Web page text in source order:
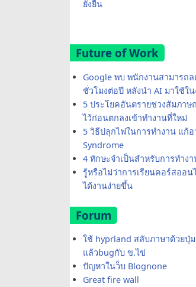
ยั่งยืน
Future of Work
Google พบ พนักงานสามารถล
ชั่วโมงต่อปี หลังนำ AI มาใช้ใ
5 ประโยคอันตรายช่วงสัมภาษ
ไว้ก่อนตกลงเข้าทำงานที่ใหม่
5 วิธีปลุกไฟในการทำงาน แก้
Syndrome
4 ทักษะจำเป็นสำหรับการทำง
รู้หรือไม่ว่าการเรียนคอร์สออ
ได้งานง่ายขึ้น
Forum
ใช้ hyprland สลับภาษาด้วยปุ่
แล้วbugกับ ข.ไข่
ปัญหาในว็บ Blognone
Great fire wall